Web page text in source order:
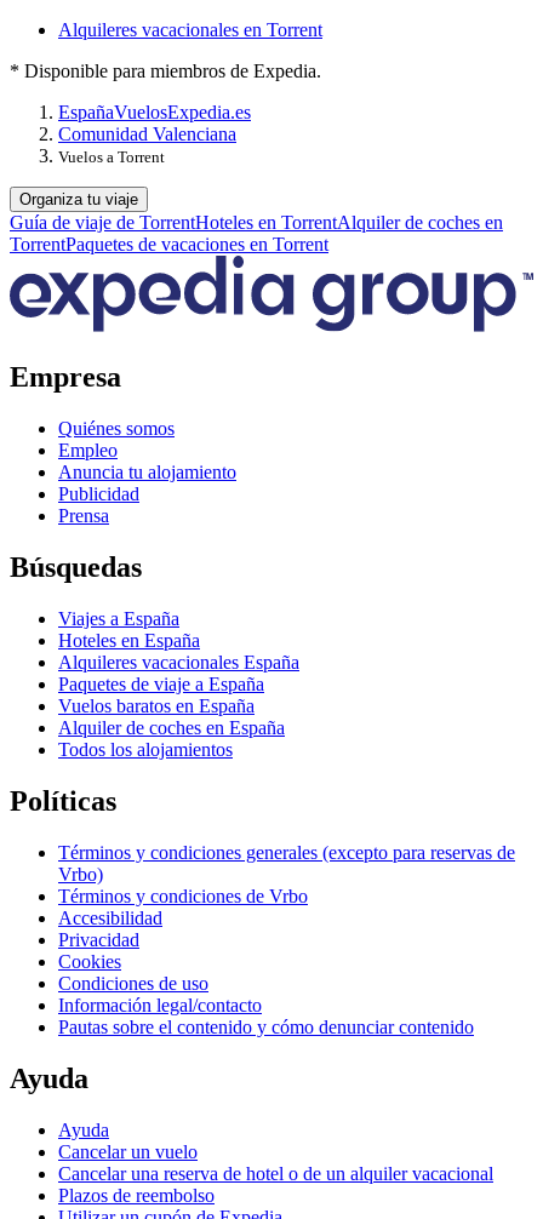
Alquileres vacacionales en Torrent
* Disponible para miembros de Expedia.
EspañaVuelosExpedia.es
Comunidad Valenciana
Vuelos a Torrent
Organiza tu viaje
Guía de viaje de TorrentHoteles en TorrentAlquiler de coches en
TorrentPaquetes de vacaciones en Torrent
Empresa
Quiénes somos
Empleo
Anuncia tu alojamiento
Publicidad
Prensa
Búsquedas
Viajes a España
Hoteles en España
Alquileres vacacionales España
Paquetes de viaje a España
Vuelos baratos en España
Alquiler de coches en España
Todos los alojamientos
Políticas
Términos y condiciones generales (excepto para reservas de
Vrbo)
Términos y condiciones de Vrbo
Accesibilidad
Privacidad
Cookies
Condiciones de uso
Información legal/contacto
Pautas sobre el contenido y cómo denunciar contenido
Ayuda
Ayuda
Cancelar un vuelo
Cancelar una reserva de hotel o de un alquiler vacacional
Plazos de reembolso